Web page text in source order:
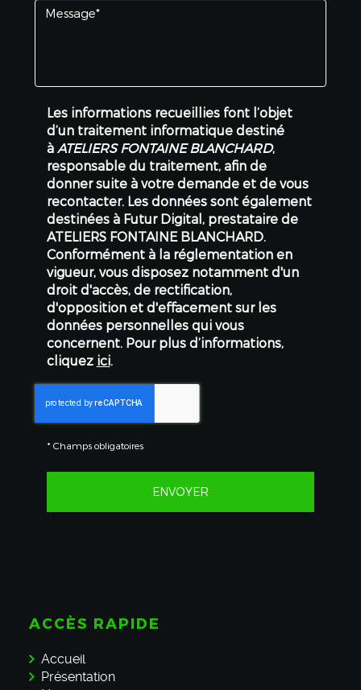
Les informations recueillies font l’objet
d’un traitement informatique destiné
àATELIERS FONTAINE BLANCHARD,
responsable du traitement, afin de
donner suite à votre demande et de vous
recontacter. Les données sont également
destinées à Futur Digital, prestataire de
ATELIERS FONTAINE BLANCHARD.
Conformément à la réglementation en
vigueur, vous disposez notamment d'un
droit d'accès, de rectification,
d'opposition et d'effacement sur les
données personnelles qui vous
concernent. Pour plus d’informations,
cliquez ici.
* Champs obligatoires
ACCÈS RAPIDE
Accueil
Présentation